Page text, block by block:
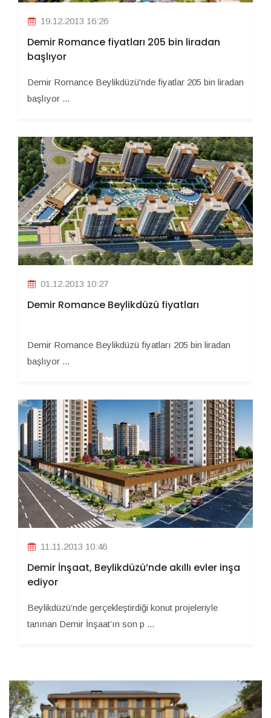
19.12.2013 16:26
Demir Romance fiyatları 205 bin liradan
başlıyor
Demir Romance Beylikdüzü'nde fiyatlar 205 bin liradan
başlıyor ...
01.12.2013 10:27
Demir Romance Beylikdüzü fiyatları
Demir Romance Beylikdüzü fiyatları 205 bin liradan
başlıyor ...
11.11.2013 10:46
Demir İnşaat, Beylikdüzü’nde akıllı evler inşa
ediyor
Beylikdüzü’nde gerçekleştirdiği konut projeleriyle
tanınan Demir İnşaat’ın son p ...